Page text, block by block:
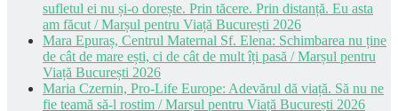
sufletul ei nu și-o dorește. Prin tăcere. Prin distanță. Eu asta
am făcut / Marșul pentru Viață București 2026
Mara Epuraș, Centrul Maternal Sf. Elena: Schimbarea nu ține
de cât de mare ești, ci de cât de mult îți pasă / Marșul pentru
Viață București 2026
Maria Czernin, Pro-Life Europe: Adevărul dă viață. Să nu ne
fie teamă să-l rostim / Marșul pentru Viață București 2026